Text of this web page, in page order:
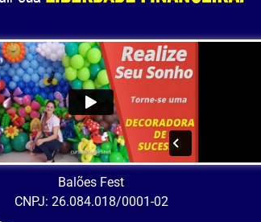
Balões Fest
CNPJ: 26.084.018/0001-02